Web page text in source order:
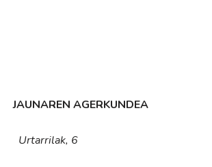
JAUNAREN AGERKUNDEA
Urtarrilak, 6